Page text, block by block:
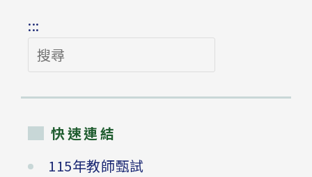
:::
搜
尋
快速連結
115年教師甄試